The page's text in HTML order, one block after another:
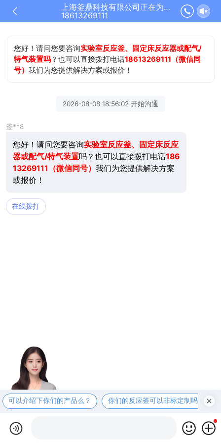
上海釜鼎科技有限公司正在为您服务
18613269111
您好！请问您要咨询实验室反应釜、固定床反应器或配气/
特气装置吗 ？也可以直接拨打电话18613269111（微信同
号）我们为您提供解决方案或报价！
2026-08-08 18:56:02 开始沟通
釜**8
您好！请问您要咨询实验室反应釜、固定床反应
器或配气/特气装置吗？也可以直接拨打电话186
13269111（微信同号） 我们为您提供解决方案
或报价！
在线拨打
可以介绍下你们的产品么？ 你们的反应釜可以非标定制吗？